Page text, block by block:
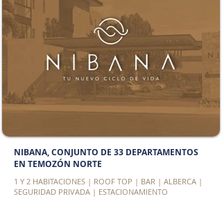
NIBANA, CONJUNTO DE 33 DEPARTAMENTOS
EN TEMOZÓN NORTE
1 Y 2 HABITACIONES | ROOF TOP | BAR | ALBERCA |
SEGURIDAD PRIVADA | ESTACIONAMIENTO